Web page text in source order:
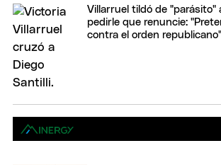
Villarruel tildó de "parásito"
pedirle que renuncie:
contra el orden republicano"